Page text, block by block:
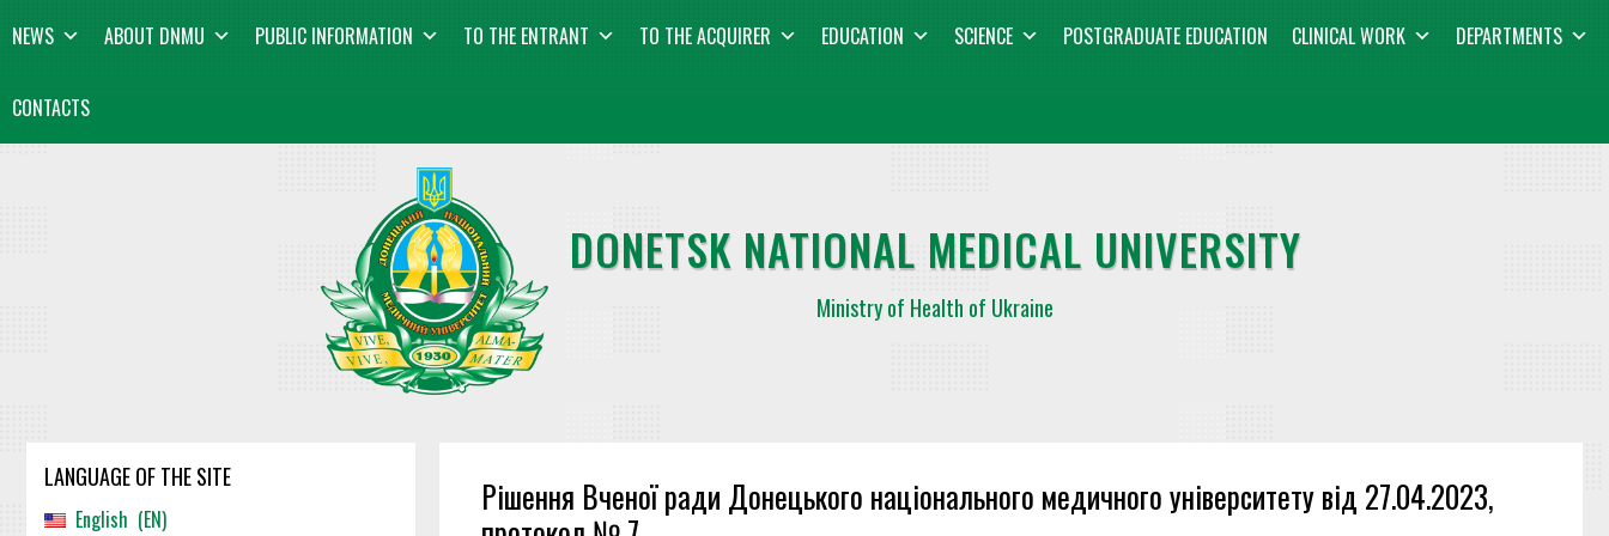
toNEWS ABOUT DNMU PUBLIC INFORMATION TO THE ENTRANT TO THE ACQUIRER EDUCATION SCIENCE POSTGRADUATE EDUCATION CLINICAL WORK DEPARTMENTS
CONTACTS
DONETSK NATIONAL MEDICAL UNIVERSITY
Ministry of Health of Ukraine
Рішення Вченої ради Донецького національного медичного університету від 27.04.2023,
LANGUAGE OF THE SITE
English
EN